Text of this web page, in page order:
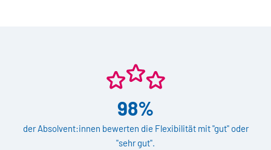
98%
der Absolvent:innen bewerten die Flexibilität mit "gut" oder
"sehr gut".